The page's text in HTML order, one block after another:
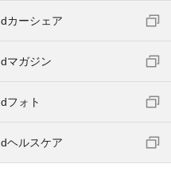
dカーシェア
dマガジン
dフォト
dヘルスケア